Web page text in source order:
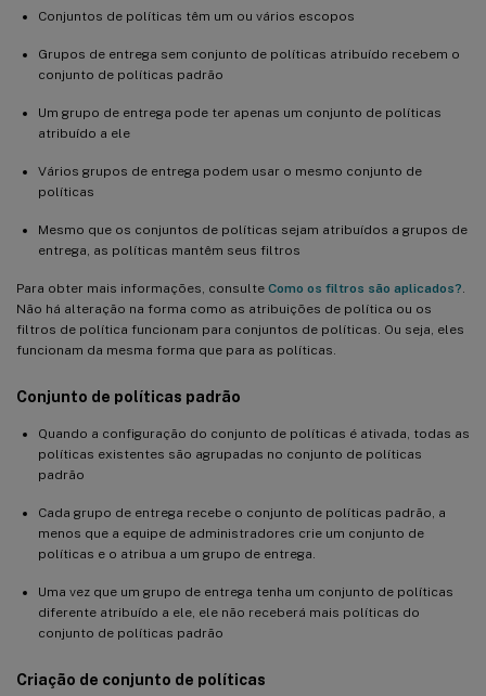
Conjuntos de políticas têm um ou vários escopos
Grupos de entrega sem conjunto de políticas atribuído recebem o
conjunto de políticas padrão
Um grupo de entrega pode ter apenas um conjunto de políticas
atribuído a ele
Vários grupos de entrega podem usar o mesmo conjunto de
políticas
Mesmo que os conjuntos de políticas sejam atribuídos a grupos de
entrega, as políticas mantêm seus filtros
Para obter mais informações, consulte Como os filtros são aplicados?.
Não há alteração na forma como as atribuições de política ou os
filtros de política funcionam para conjuntos de políticas. Ou seja, eles
funcionam da mesma forma que para as políticas.
Conjunto de políticas padrão
Quando a configuração do conjunto de políticas é ativada, todas as
políticas existentes são agrupadas no conjunto de políticas
padrão
Cada grupo de entrega recebe o conjunto de políticas padrão, a
menos que a equipe de administradores crie um conjunto de
políticas e o atribua a um grupo de entrega.
Uma vez que um grupo de entrega tenha um conjunto de políticas
diferente atribuído a ele, ele não receberá mais políticas do
conjunto de políticas padrão
Criação de conjunto de políticas